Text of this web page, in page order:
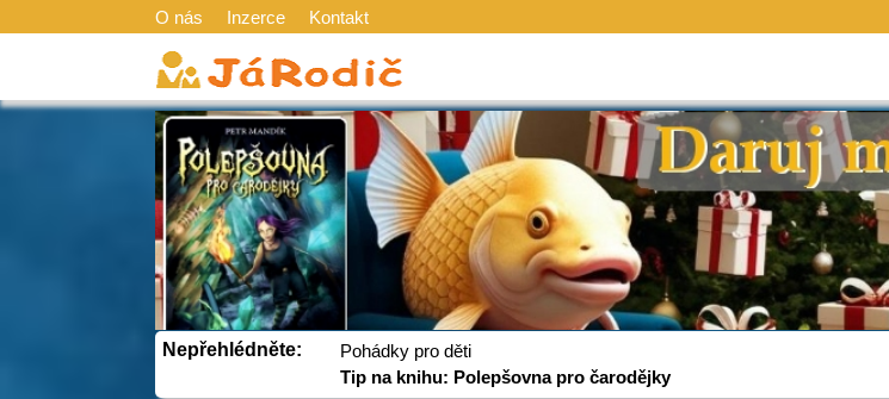
O nás Inzerce Kontakt
Nepřehlédněte:
Pohádky pro děti
Tip na knihu: Polepšovna pro čarodějky